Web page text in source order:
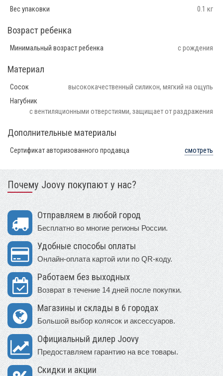
Вес упаковки 0.1 кг
Возраст ребенка
Минимальный возраст ребенка с рождения
Материал
Сосок
высококачественный силикон, мягкий на ощупь
Нагубник
с вентиляционными отверстиями, защищает от раздражения
Дополнительные материалы
Сертификат авторизованного продавца смотреть
Почему Joovy покупают у нас?
Отправляем в любой город
Бесплатно во многие регионы России.
Удобные способы оплаты
Онлайн-оплата картой или по QR-коду.
Работаем без выходных
Возврат в течение 14 дней после покупки.
Магазины и склады в 6 городах
Большой выбор колясок и аксессуаров.
Официальный дилер Joovy
Предоставляем гарантию на все товары.
Скидки и акции